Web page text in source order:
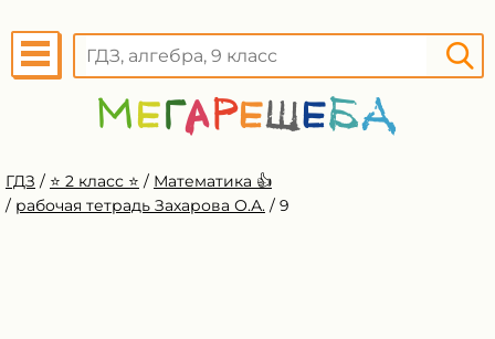
ГДЗ / ⭐️ 2 класс ⭐️ / Математика 👍
/ рабочая тетрадь Захарова О.А. / 9